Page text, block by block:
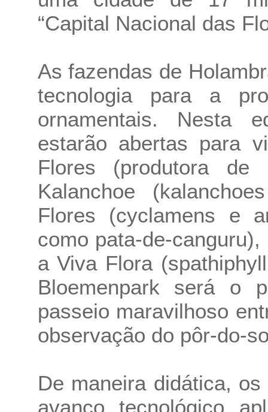
“Capital Nacional das
As fazendas de
tecnologia para a
ornamentais. Nesta
estarão abertas para
Flores (produtora
Kalanchoe
Flores (cyclamens e
como pata-de-
a Viva Flora
Bloemenpark será o
passeio maravilhoso
observação do pôr-do-
De maneira didática,
avanço tecnológico